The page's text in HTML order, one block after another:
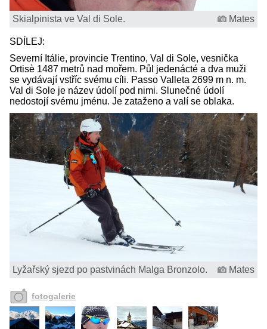
Skialpinista ve Val di Sole. Mates
SDÍLEJ:
Severní Itálie, provincie Trentino, Val di Sole, vesnička
Ortisè 1487 metrů nad mořem. Půl jedenácté a dva muži
se vydávají vstříc svému cíli. Passo Valleta 2699 m n. m.
Val di Sole je název údolí pod nimi. Slunečné údolí
nedostojí svému jménu. Je zataženo a valí se oblaka.
Lyžařský sjezd po pastvinách Malga Bronzolo. Mates
fotogalerie